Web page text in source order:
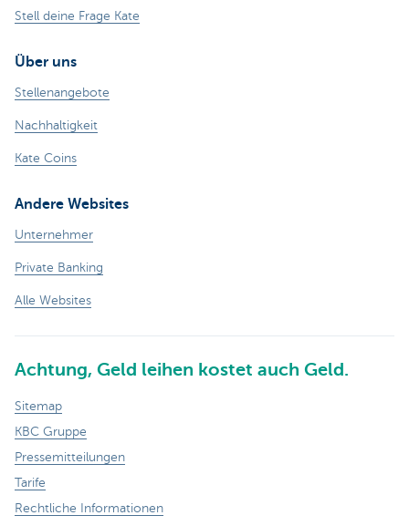
Stell deine Frage Kate
Über uns
Stellenangebote
Nachhaltigkeit
Kate Coins
Andere Websites
Unternehmer
Private Banking
Alle Websites
Achtung, Geld leihen kostet auch Geld.
Sitemap
KBC Gruppe
Pressemitteilungen
Tarife
Rechtliche Informationen